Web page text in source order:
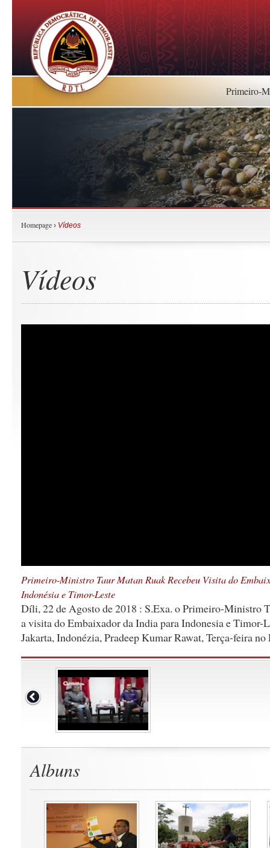
Primeiro-
Homepage › Vídeos
Vídeos
Primeiro-Ministro Taur Matan Ruak Recebeu Visita do
Indonésia e Timor-Leste
Díli, 22 de Agosto de 2018 : S.Exa. o Primeiro-Ministro
a visita do Embaixador da India para Indonesia e Timor-
Jakarta, Indonézia, Pradeep Kumar Rawat, Terça-feira
Albuns